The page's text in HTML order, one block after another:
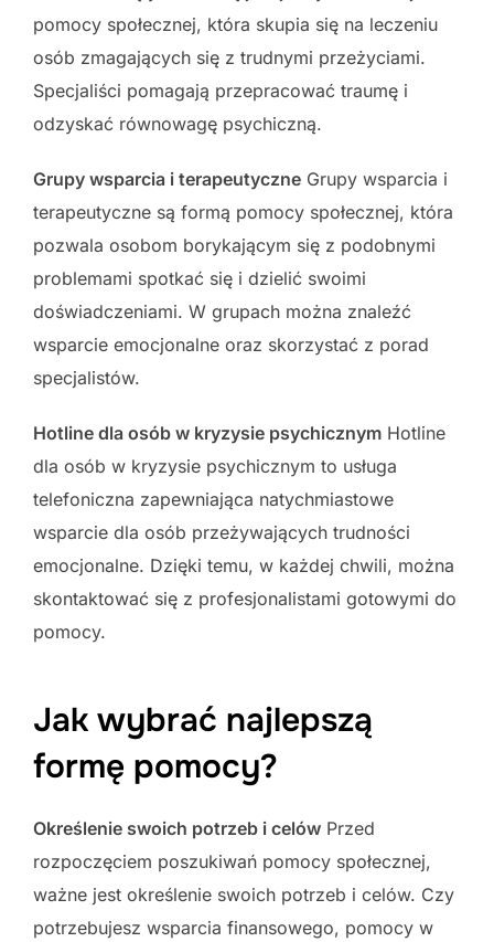
pomocy społecznej, która skupia się na leczeniu
osób zmagających się z trudnymi przeżyciami.
Specjaliści pomagają przepracować traumę i
odzyskać równowagę psychiczną.
Grupy wsparcia i terapeutyczne Grupy wsparcia i
terapeutyczne są formą pomocy społecznej, która
pozwala osobom borykającym się z podobnymi
problemami spotkać się i dzielić swoimi
doświadczeniami. W grupach można znaleźć
wsparcie emocjonalne oraz skorzystać z porad
specjalistów.
Hotline dla osób w kryzysie psychicznym Hotline
dla osób w kryzysie psychicznym to usługa
telefoniczna zapewniająca natychmiastowe
wsparcie dla osób przeżywających trudności
emocjonalne. Dzięki temu, w każdej chwili, można
skontaktować się z profesjonalistami gotowymi do
pomocy.
Jak wybrać najlepszą
formę pomocy?
Określenie swoich potrzeb i celów Przed
rozpoczęciem poszukiwań pomocy społecznej,
ważne jest określenie swoich potrzeb i celów. Czy
potrzebujesz wsparcia finansowego, pomocy w